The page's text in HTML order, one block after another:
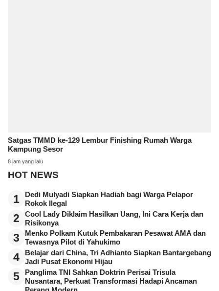
Satgas TMMD ke-129 Lembur Finishing Rumah Warga
Kampung Sesor
8 jam yang lalu
HOT NEWS
1
Dedi Mulyadi Siapkan Hadiah bagi Warga Pelapor
Rokok Ilegal
2
Cool Lady Diklaim Hasilkan Uang, Ini Cara Kerja dan
Risikonya
3
Menko Polkam Kutuk Pembakaran Pesawat AMA dan
Tewasnya Pilot di Yahukimo
4
Belajar dari China, Tri Adhianto Siapkan Bantargebang
Jadi Pusat Ekonomi Hijau
5
Panglima TNI Sahkan Doktrin Perisai Trisula
Nusantara, Perkuat Transformasi Hadapi Ancaman